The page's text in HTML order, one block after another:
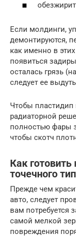
Если молдинги,
демонтируются,
как именно в
появиться
осталась грязь
следует ее
Чтобы пластидип
радиаторной
полностью фары
чтобы скотч
Как готовить
точечного
Прежде чем
авто, следует
вам потребуется
самой мелкой
повреждения